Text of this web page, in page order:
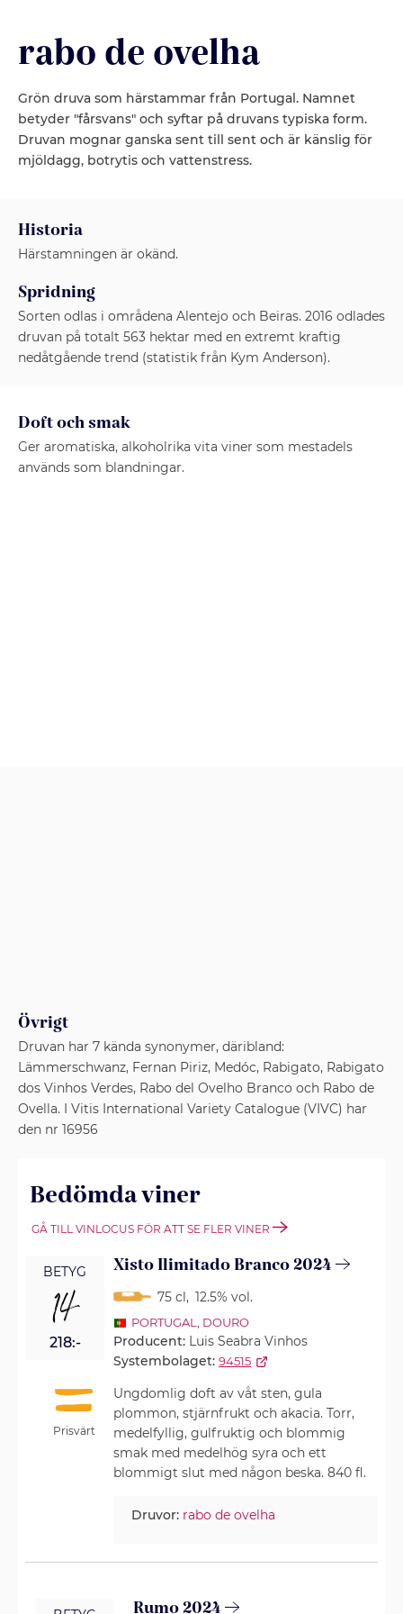
rabo de ovelha
Grön druva som härstammar från Portugal. Namnet
betyder "fårsvans" och syftar på druvans typiska form.
Druvan mognar ganska sent till sent och är känslig för
mjöldagg, botrytis och vattenstress.
Historia
Härstamningen är okänd.
Spridning
Sorten odlas i områdena Alentejo och Beiras. 2016 odlades
druvan på totalt 563 hektar med en extremt kraftig
nedåtgående trend (statistik från Kym Anderson).
Doft och smak
Ger aromatiska, alkoholrika vita viner som mestadels
används som blandningar.
Övrigt
Druvan har 7 kända synonymer, däribland:
Lämmerschwanz, Fernan Piriz, Medóc, Rabigato, Rabigato
dos Vinhos Verdes, Rabo del Ovelho Branco och Rabo de
Ovella. I Vitis International Variety Catalogue (VIVC) har
den nr 16956
Bedömda viner
GÅ TILL VINLOCUS FÖR ATT SE FLER VINER
BETYG
14
218:-
Prisvärt
Xisto Ilimitado Branco 2024
75 cl, 12.5% vol.
PORTUGAL DOURO
Producent: Luis Seabra Vinhos
Systembolaget: 94515
Ungdomlig doft av våt sten, gula
plommon, stjärnfrukt och akacia. Torr,
medelfyllig, gulfruktig och blommig
smak med medelhög syra och ett
blommigt slut med någon beska. 840 fl.
Druvor: rabo de ovelha
Rumo 2024